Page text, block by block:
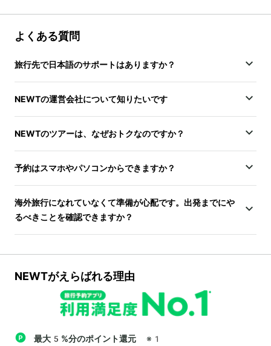
よくある質問
旅行先で日本語のサポートはありますか？
NEWTの運営会社について知りたいです
NEWTのツアーは、なぜおトクなのですか？
予約はスマホやパソコンからできますか？
海外旅行になれていなくて準備が心配です。出発までにや
るべきことを確認できますか？
NEWTがえらばれる理由
最大5%分のポイント還元 ※1